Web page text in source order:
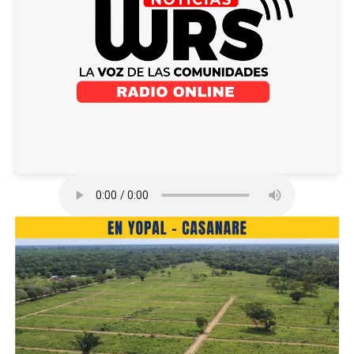
2003 por una Administración Municipal, lo que significa
un avance significativo en la renovación, prosperidad y
mayor seguridad en el servicio de agua potable para las
familias araucanas.
“Esto lo que va a garantizar es que podamos tener el
agua suficiente para bombear a nuestro municipio y que